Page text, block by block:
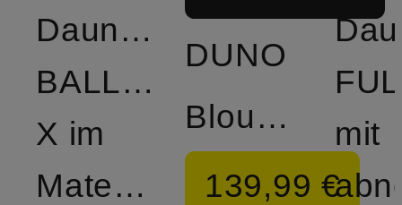
Daunenmantel
BALLON
X im
Materialmix
DUNO
Blouson
139,99 €
mit